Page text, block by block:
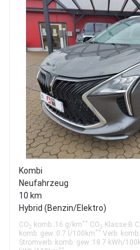
Kombi
Neufahrzeug
10 km
Hybrid (Benzin/Elektro)
CO2 komb.:16 g/km ** CO2 Klasse:B
komb. gew.:0.7 l/100km ** Verb.
Stromverb. komb. gew.:18.7 kWh/